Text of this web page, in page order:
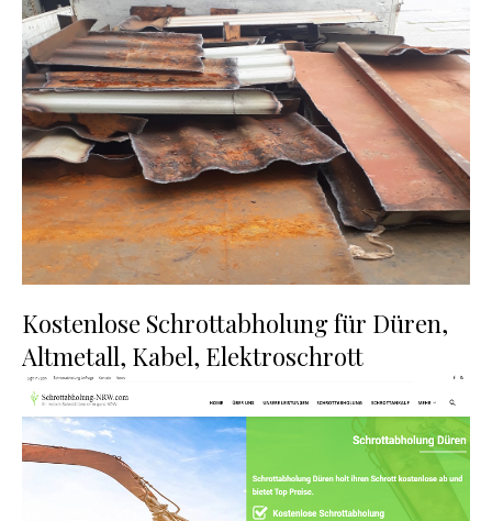
Kostenlose Schrottabholung für Düren,
Altmetall, Kabel, Elektroschrott